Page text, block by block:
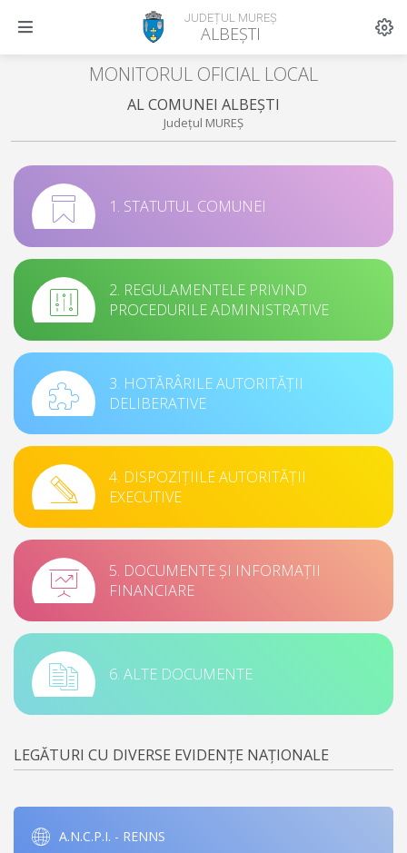
JUDEȚUL MUREȘ
ALBEȘTI
MONITORUL OFICIAL LOCAL
AL COMUNEI ALBEȘTI
Județul MUREȘ
1. STATUTUL COMUNEI
2. REGULAMENTELE PRIVIND
PROCEDURILE ADMINISTRATIVE
3. HOTĂRÂRILE AUTORITĂȚII
DELIBERATIVE
4. DISPOZIȚIILE AUTORITĂȚII
EXECUTIVE
5. DOCUMENTE ȘI INFORMAȚII
FINANCIARE
6. ALTE DOCUMENTE
LEGĂTURI CU DIVERSE EVIDENȚE NAȚIONALE
A.N.C.P.I. - RENNS